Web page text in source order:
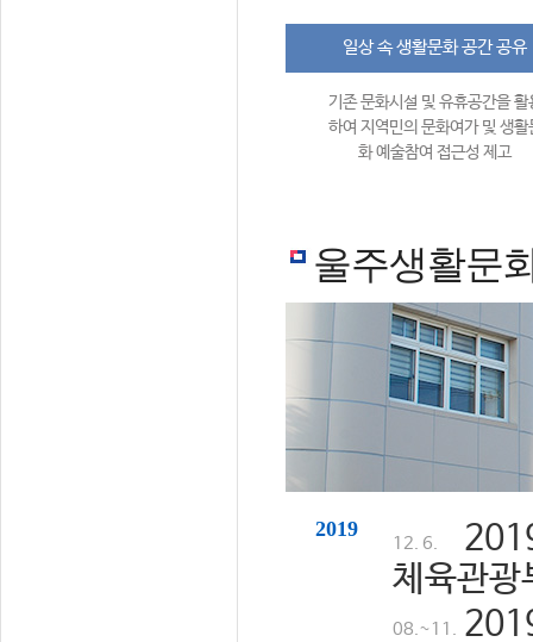
일상 속 생활문화 공간 공유
기존 문화시설 및 유휴공간을 활
하여 지역민의 문화여가 및 생활
화 예술참여 접근성 제고
울주생활문
2019
12. 6.
체육관광
08.~11.